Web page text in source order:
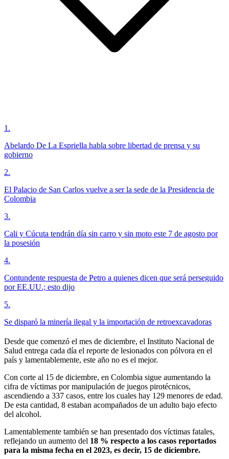
1 .
Abelardo De La Espriella habla sobre libertad de prensa y su
gobierno
2.
El Palacio de San Carlos vuelve a ser la sede de la Presidencia de
Colombia
3.
Cali y Cúcuta tendrán día sin carro y sin moto este 7 de agosto por
la posesión
4.
Contundente respuesta de Petro a quienes dicen que será perseguido
por EE.UU.; esto dijo
5.
Se disparó la minería ilegal y la importación de retroexcavadoras
Desde que comenzó el mes de diciembre, el Instituto Nacional de
Salud entrega cada día el reporte de lesionados con pólvora en el
país y lamentablemente, este año no es el mejor.
Con corte al 15 de diciembre, en Colombia sigue aumentando la
cifra de víctimas por manipulación de juegos pirotécnicos,
ascendiendo a 337 casos, entre los cuales hay 129 menores de edad.
De esta cantidad, 8 estaban acompañados de un adulto bajo efecto
del alcohol.
Lamentablemente también se han presentado dos víctimas fatales,
reflejando un aumento del 18 % respecto a los casos reportados
para la misma fecha en el 2023, es decir, 15 de diciembre.